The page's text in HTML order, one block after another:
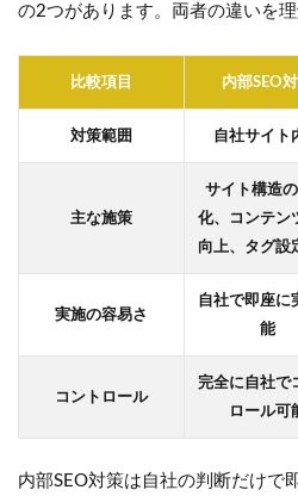
の2つがあります。両者の違いを理
比較項目 内部SEO
対策範囲 自社サイト
主な施策
サイト構造
化、コンテン
向上、タグ設
実施の容易さ
自社で即座に
能
コントロール
完全に自社で
ロール可
内部SEO対策は自社の判断だけで